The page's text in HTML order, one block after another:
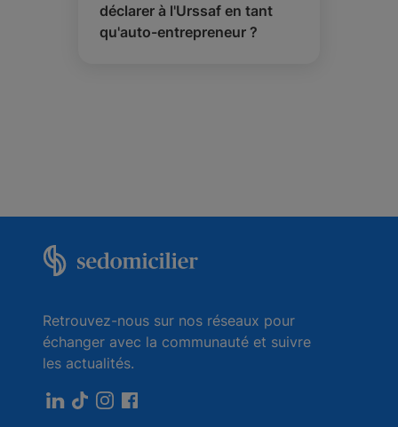
déclarer à l'Urssaf en tant
qu'auto-entrepreneur ?
Retrouvez-nous sur nos réseaux pour
échanger avec la communauté et suivre
les actualités.